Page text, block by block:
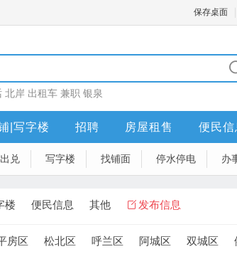
保存桌面
北岸 出租车 兼职 银泉
|写字楼 招聘 房屋租售 便民信
兑 写字楼 找铺面 停水停电 办
楼 便民信息 其他 发布信息
房区 松北区 呼兰区 阿城区 双城区